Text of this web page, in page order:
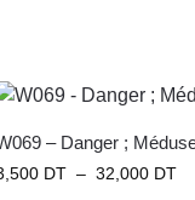
– Danger ;
DT – 32,000 DT